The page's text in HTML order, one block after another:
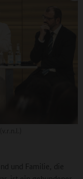
und Familie, die